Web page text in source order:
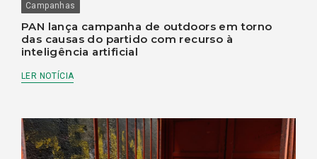
Campanhas
PAN lança campanha de outdoors em torno
das causas do partido com recurso à
inteligência artificial
LER NOTÍCIA